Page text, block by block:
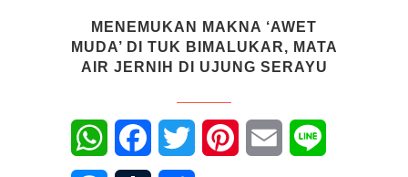
MENEMUKAN MAKNA ‘AWET
MUDA’ DI TUK BIMALUKAR, MATA
AIR JERNIH DI UJUNG SERAYU
WhatsAppFacebookTwitter PinterestEmail